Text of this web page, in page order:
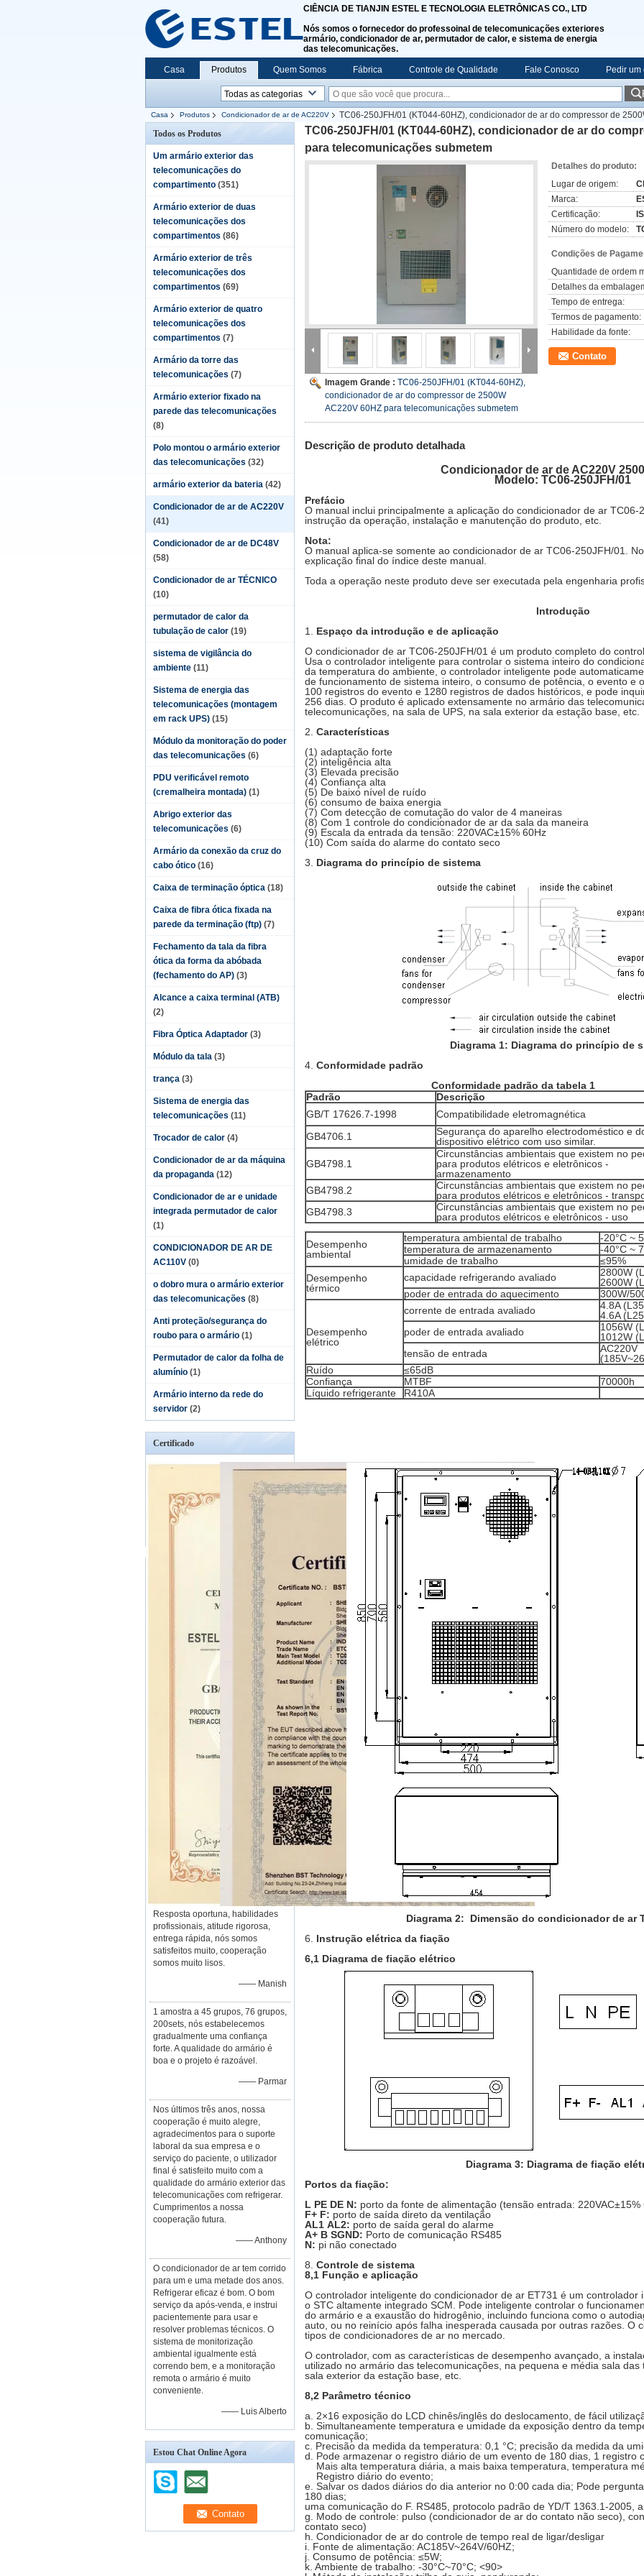
CIÊNCIA DE TIANJIN ESTEL E TECNOLOGIA ELETRÔNICAS CO., LTD
Nós somos o fornecedor do professoinal de telecomunicações exteriores
armário, condicionador de ar, permutador de calor, e sistema de energia
das telecomunicações.
Casa Produtos Quem Somos Fábrica Controle de Qualidade Fale Conosco Pedir um
Casa Produtos Condicionador de ar de AC220V
TC06-250JFH/01 (KT044-60HZ), condicionador de ar do compressor de
submetem
Todos os Produtos
Um armário exterior das
telecomunicações do
compartimento (351)
Armário exterior de duas
telecomunicações dos
compartimentos (86)
Armário exterior de três
telecomunicações dos
compartimentos (69)
Armário exterior de quatro
telecomunicações dos
compartimentos (7)
Armário da torre das
telecomunicações (7)
Armário exterior fixado na
parede das telecomunicações
(8)
Polo montou o armário exterior
das telecomunicações (32)
armário exterior da bateria (42)
Condicionador de ar de AC220V
(41)
Condicionador de ar de DC48V
(58)
Condicionador de ar TÉCNICO
(10)
permutador de calor da
tubulação de calor (19)
sistema de vigilância do
ambiente (11)
Sistema de energia das
telecomunicações (montagem
em rack UPS) (15)
Módulo da monitoração do poder
das telecomunicações (6)
PDU verificável remoto
(cremalheira montada) (1)
Abrigo exterior das
telecomunicações (6)
Armário da conexão da cruz do
cabo ótico (16)
Caixa de terminação óptica (18)
Caixa de fibra ótica fixada na
parede da terminação (ftp) (7)
Fechamento da tala da fibra
ótica da forma da abóbada
(fechamento do AP) (3)
Alcance a caixa terminal (ATB)
(2)
Fibra Óptica Adaptador (3)
Módulo da tala (3)
trança (3)
Sistema de energia das
telecomunicações (11)
Trocador de calor (4)
Condicionador de ar da máquina
da propaganda (12)
Condicionador de ar e unidade
integrada permutador de calor
(1)
CONDICIONADOR DE AR DE
AC110V (0)
o dobro mura o armário exterior
das telecomunicações (8)
Anti proteção/segurança do
roubo para o armário (1)
Permutador de calor da folha de
alumínio (1)
Armário interno da rede do
servidor (2)
Certificado
Resposta oportuna, habilidades
profissionais, atitude rigorosa,
entrega rápida, nós somos
satisfeitos muito, cooperação
somos muito lisos.
—— Manish
1 amostra a 45 grupos, 76 grupos,
200sets, nós estabelecemos
gradualmente uma confiança
forte. A qualidade do armário é
boa e o projeto é razoável.
—— Parmar
Nos últimos três anos, nossa
cooperação é muito alegre,
agradecimentos para o suporte
laboral da sua empresa e o
serviço do paciente, o utilizador
final é satisfeito muito com a
qualidade do armário exterior das
telecomunicações com refrigerar.
Cumprimentos a nossa
cooperação futura.
—— Anthony
O condicionador de ar tem corrido
para um e uma metade dos anos.
Refrigerar eficaz é bom. O bom
serviço da após-venda, e instrui
pacientemente para usar e
resolver problemas técnicos. O
sistema de monitorização
ambiental igualmente está
correndo bem, e a monitoração
remota o armário é muito
conveniente.
—— Luis Alberto
Estou Chat Online Agora
TC06-250JFH/01 (KT044-60HZ), condicionador de ar do
para telecomunicações submetem
Imagem Grande : TC06-250JFH/01 (KT044-60HZ),
condicionador de ar do compressor de 2500W
AC220V 60HZ para telecomunicações submetem
Detalhes do produto:
Lugar de origem:
Marca:
Certificação:
Número do modelo:
Condições de
Quantidade de ordem
Detalhes da
Tempo de entrega:
Termos de pagamento:
Habilidade da fonte:
Contato
Descrição de produto detalhada
Condicionador de ar de AC220V
Modelo: TC06-250JFH/01
Prefácio
O manual inclui principalmente a aplicação do condicionador de ar TC06-
instrução da operação, instalação e manutenção do produto, etc.
Nota:
O manual aplica-se somente ao condicionador de ar TC06-250JFH/01.
explicação final do índice deste manual.
Toda a operação neste produto deve ser executada pela engenharia
Introdução
1. Espaço da introdução e de aplicação
O condicionador de ar TC06-250JFH/01 é um produto completo do
Usa o controlador inteligente para controlar o sistema inteiro do
da temperatura do ambiente, o controlador inteligente pode
de funcionamento de sistema inteiro, o consumo de potência, o evento e
100 registros do evento e 1280 registros de dados históricos, e pode
256 dias. O produto é aplicado extensamente no armário das
telecomunicações, na sala de UPS, na sala exterior da estação base, etc.
2. Características
(1) adaptação forte
(2) inteligência alta
(3) Elevada precisão
(4) Confiança alta
(5) De baixo nível de ruído
(6) consumo de baixa energia
(7) Com detecção de comutação do valor de 4 maneiras
(8) Com 1 controle do condicionador de ar da sala da maneira
(9) Escala da entrada da tensão: 220VAC±15% 60Hz
(10) Com saída do alarme do contato seco
3. Diagrama do princípio de sistema
Diagrama 1: Diagrama do princípio de
4. Conformidade padrão
Conformidade padrão da tabela 1
Padrão
Descrição
GB/T 17626.7-1998
Compatibilidade eletromagnética
GB4706.1
Segurança do aparelho electrodoméstico e
dispositivo elétrico com uso similar.
GB4798.1
Circunstâncias ambientais que existem no
para produtos elétricos e eletrônicos -
armazenamento
GB4798.2
Circunstâncias ambientais que existem no
para produtos elétricos e eletrônicos -
GB4798.3
Circunstâncias ambientais que existem no
para produtos elétricos e eletrônicos - uso
Desempenho
ambiental
temperatura ambiental de trabalho
-20°C ~
temperatura de armazenamento
-40°C ~
umidade de trabalho
≤95%
Desempenho
térmico
capacidade refrigerando avaliado
2800W
2600W
poder de entrada do aquecimento
300W/
Desempenho
elétrico
corrente de entrada avaliado
4.8A
4.6A
poder de entrada avaliado
1056W
1012W
tensão de entrada
AC220V
Ruído
≤65dB
Confiança
MTBF
70000h
Líquido refrigerante
R410A
Diagrama 2: Dimensão do condicionador de ar
6. Instrução elétrica da fiação
6,1 Diagrama de fiação elétrico
Diagrama 3: Diagrama de fiação
Portos da fiação:
L PE DE N: porto da fonte de alimentação (tensão entrada: 220VAC±15%
F+ F: porto de saída direto da ventilação
AL1 AL2: porto de saída geral do alarme
A+ B SGND: Porto de comunicação RS485
N: pi não conectado
8. Controle de sistema
8,1 Função e aplicação
O controlador inteligente do condicionador de ar ET731 é um controlador
o STC altamente integrado SCM. Pode inteligente controlar o
do armário e a exaustão do hidrogênio, incluindo funciona como o
auto, ou no reinício após falha inesperada causada por outras razões. O
tipos de condicionadores de ar no mercado.
O controlador, com as características de desempenho avançado, a
utilizado no armário das telecomunicações, na pequena e média sala
sala exterior da estação base, etc.
8,2 Parâmetro técnico
a. 2×16 exposição do LCD chinês/inglês do deslocamento, de fácil
b. Simultaneamente temperatura e umidade da exposição dentro da
comunicação;
c. Precisão da medida da temperatura: 0,1 °C; precisão da medida da
d. Pode armazenar o registro diário de um evento de 180 dias, 1 registro
Mais alta temperatura diária, a mais baixa temperatura, temperatura
Registro diário do evento;
e. Salvar os dados diários do dia anterior no 0:00 cada dia; Pode
180 dias;
uma comunicação do F. RS485, protocolo padrão de YD/T 1363.1-2005,
g. Modo de controle: pulso (condicionador de ar do contato não seco),
contato seco)
h. Condicionador de ar do controle de tempo real de ligar/desligar
i. Fonte de alimentação: AC185V~264V/60HZ;
j. Consumo de potência: ≤5W;
k. Ambiente de trabalho: -30°C~70°C; <90>